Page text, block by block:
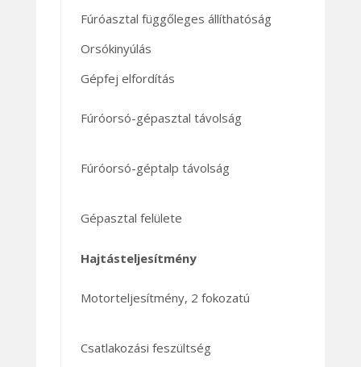
Fúróasztal függőleges állíthatóság
Orsókinyúlás
Gépfej elfordítás
Fúróorsó-gépasztal távolság
Fúróorsó-géptalp távolság
Gépasztal felülete
Hajtásteljesítmény
Motorteljesítmény, 2 fokozatú
Csatlakozási feszültség